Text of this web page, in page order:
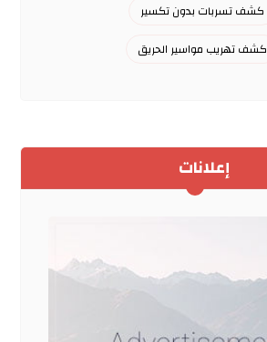
كشف تسربات بدون تكسير
كشف تهريب مواسير الحريق
إعلانات